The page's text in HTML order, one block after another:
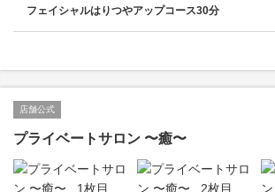
フェイシャルはりつやアップコース30分
店舗公式
プライベートサロン 〜癒〜